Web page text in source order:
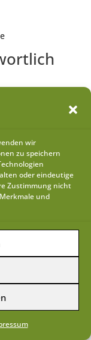
wir
zu speichern
oder eindeutige
Zustimmung nicht
und
IT